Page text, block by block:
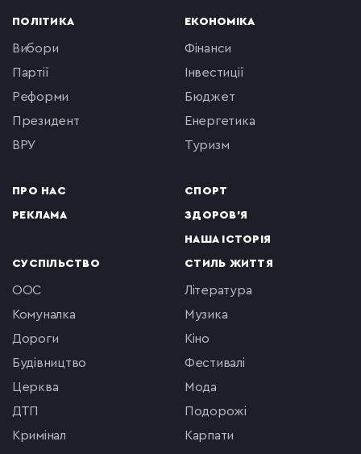
ПОЛІТИКА
вибори
партії
реформи
президент
ВРУ
ПРО НАС
РЕКЛАМА
ЕКОНОМІКА
фінанси
інвестиції
бюджет
енергетика
туризм
СПОРТ
ЗДОРОВ'Я
НАША ІСТОРІЯ
СУСПІЛЬСТВО
ООС
комуналка
Дороги
будівництво
церква
ДТП
кримінал
СТИЛЬ ЖИТТЯ
література
музика
кіно
фестивалі
мода
подорожі
Карпати